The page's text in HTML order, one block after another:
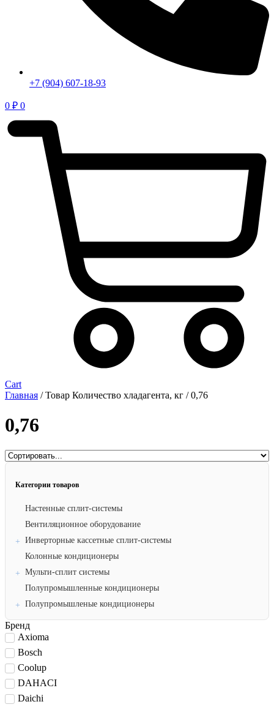
+7 (904) 607-18-93
0 ₽ 0
Cart
Главная / Товар Количество хладагента, кг / 0,76
0,76
Категории товаров
Настенные сплит-системы
Вентиляционное оборудование
Инверторные кассетные сплит-системы
Колонные кондиционеры
Мульти-сплит системы
Полупромышленные кондиционеры
Полупромышленые кондиционеры
Бренд
Axioma
Bosch
Coolup
DAHACI
Daichi